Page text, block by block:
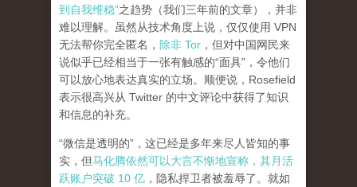
到自我维稳”之趋势（我们三年前的文章），并非
难以理解。虽然从技术角度上说，仅仅使用 VPN
无法帮你完全匿名， 除非 Tor ，但对中国网民来
说似乎已经相当于一张有触感的“面具”，令他们
可以放心地表达真实的立场。顺便说，Rosefield
表示很高兴从 Twitter 的中文评论中获得了知识
和信息的补充。
“微信是透明的”，这已经是多年来尽人皆知的事
实，但马化腾依然可以大言不惭地宣称，其月活
跃账户突破 10 亿 ，隐私捍卫者被羞辱了。就如